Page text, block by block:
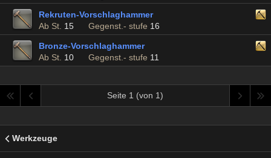
Rekruten-Vorschlaghammer
Ab St. 15 Gegenst.- stufe 16
Bronze-Vorschlaghammer
Ab St. 10 Gegenst.- stufe 11
Seite 1 (von 1)
Werkzeuge